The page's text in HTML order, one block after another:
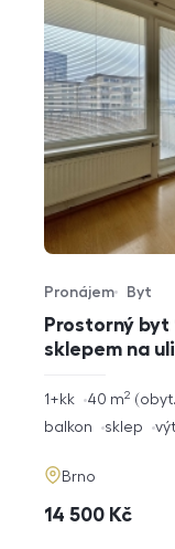
Prostorný byt
sklepem na
Typ nabídky
Pronájem
Typ nemovitosti
Byt
rozměry
1+kk 40 m2
funkce
balkon sklep
adresa
Brno
cena
14 500 Kč